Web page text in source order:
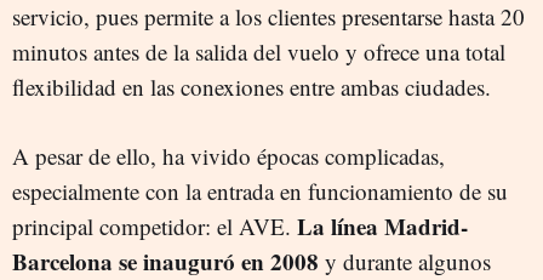
servicio, pues permite a los clientes presentarse hasta 20
minutos antes de la salida del vuelo y ofrece una total
flexibilidad en las conexiones entre ambas ciudades.
A pesar de ello, ha vivido épocas complicadas,
especialmente con la entrada en funcionamiento de su
principal competidor: el AVE. La línea Madrid-
Barcelona se inauguró en 2008 y durante algunos